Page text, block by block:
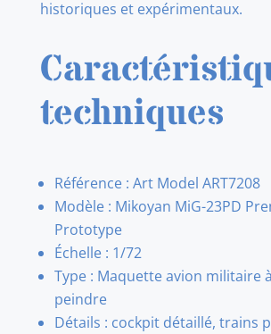
historiques et expérimentaux.
techniques
Référence : Art Model ART7208
Modèle : Mikoyan MiG-23PD
Prototype
Échelle : 1/72
Type : Maquette avion militaire
peindre
Détails : cockpit détaillé, trains